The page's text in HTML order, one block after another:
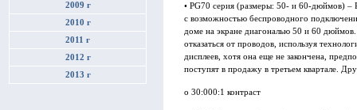
2009 г
2010 г
2011 г
2012 г
2013 г
• PG70 серия (размеры: 50- и 60-дюймов) –
с возможностью беспроводного
доме на экране диагональю 50 и 60
отказаться от проводов, используя
дисплеев, хотя она еще не закончена,
поступят в продажу в третьем квартале.
o 30:000:1 контраст